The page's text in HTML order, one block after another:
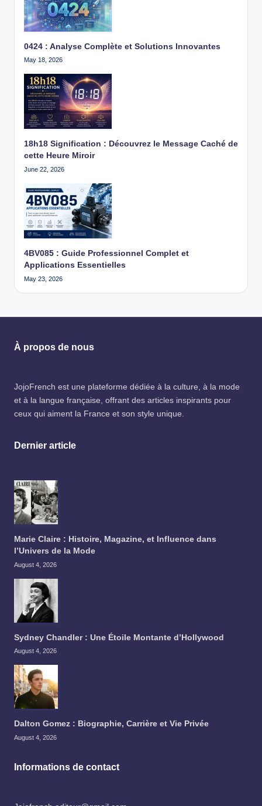
0424 : Analyse Complète et Solutions Innovantes
May 18, 2026
18h18 Signification : Découvrez le Message Caché de
cette Heure Miroir
June 22, 2026
4BV085 : Guide Professionnel Complet et
Applications Essentielles
May 23, 2026
À propos de nous
JojoFrench est une plateforme dédiée à la culture, à la mode
et à la langue française, offrant des articles inspirants pour
ceux qui aiment la France et son style unique.
Dernier article
Marie Claire : Histoire, Magazine, et Influence dans
l’Univers de la Mode
August 4, 2026
Sydney Chandler : Une Étoile Montante d’Hollywood
August 4, 2026
Dalton Gomez : Biographie, Carrière et Vie Privée
August 4, 2026
Informations de contact